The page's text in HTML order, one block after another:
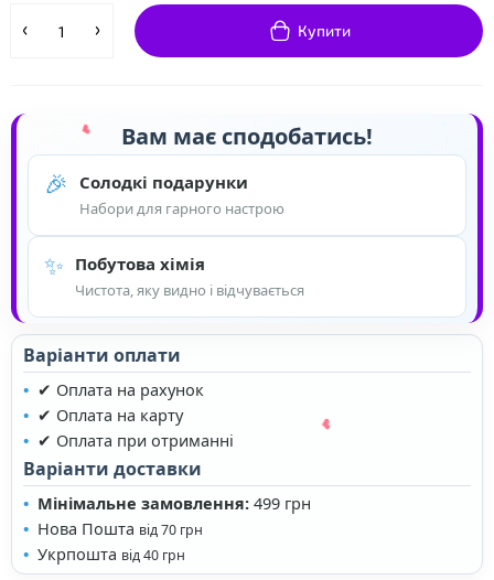
Купити
Вам має сподобатись!
🎉 Солодкі подарунки
Набори для гарного настрою
✨ Побутова хімія
Чистота, яку видно і відчувається
Варіанти оплати
✔ Оплата на рахунок
✔ Оплата на карту
✔ Оплата при отриманні
Варіанти доставки
Мінімальне замовлення: 499 грн
Нова Пошта від 70 грн
Укрпошта від 40 грн
❤ ❤